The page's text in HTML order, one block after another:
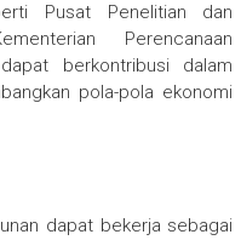
Pusat Penelitian dan
Perencanaan
berkontribusi dalam
pola-pola ekonomi
dapat bekerja sebagai